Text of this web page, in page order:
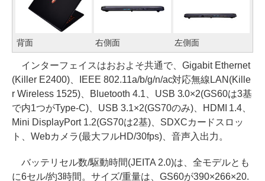
背面 右側面 左側面
インターフェイスはおおよそ共通で、Gigabit Ethernet
(Killer E2400)、IEEE 802.11a/b/g/n/ac対応無線LAN(Kille
r Wireless 1525)、Bluetooth 4.1、USB 3.0×2(GS60は3基
で内1つがType-C)、USB 3.1×2(GS70のみ)、HDMI 1.4、
Mini DisplayPort 1.2(GS70は2基)、SDXCカードスロッ
ト、Webカメラ(最大フルHD/30fps)、音声入出力。
バッテリセル数/駆動時間(JEITA 2.0)は、全モデルとも
に6セル/約3時間。サイズ/重量は、GS60が390×266×20.